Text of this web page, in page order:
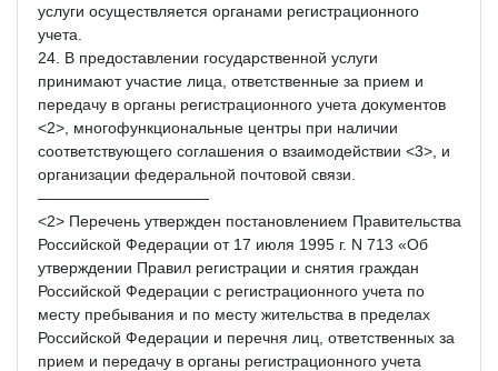
услуги осуществляется органами регистрационного
учета.
24. В предоставлении государственной услуги
принимают участие лица, ответственные за прием и
передачу в органы регистрационного учета документов
<2>, многофункциональные центры при наличии
соответствующего соглашения о взаимодействии <3>, и
организации федеральной почтовой связи.
———————————
<2> Перечень утвержден постановлением Правительства
Российской Федерации от 17 июля 1995 г. N 713 «Об
утверждении Правил регистрации и снятия граждан
Российской Федерации с регистрационного учета по
месту пребывания и по месту жительства в пределах
Российской Федерации и перечня лиц, ответственных за
прием и передачу в органы регистрационного учета